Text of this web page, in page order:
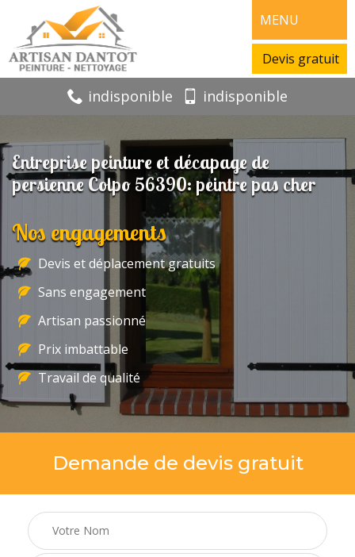
MENU
Devis gratuit
indisponible indisponible
Entreprise peinture et décapage de
persienne Colpo 56390: peintre pas cher
Nos engagements
Devis et déplacement gratuits
Sans engagement
Artisan passionné
Prix imbattable
Travail de qualité
Demande de devis gratuit